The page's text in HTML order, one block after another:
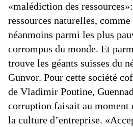
«malédiction des
ressources naturelles,
néanmoins parmi les plus
corrompus du monde. Et
trouve les géants suisses du
Gunvor. Pour cette société
de Vladimir Poutine,
corruption faisait au moment
la culture d’entreprise.